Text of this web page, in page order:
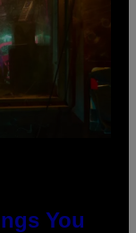
You